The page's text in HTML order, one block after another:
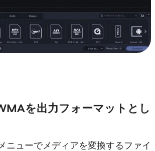
を出力フォーマットとし
ニューでメディアを変換するファイ